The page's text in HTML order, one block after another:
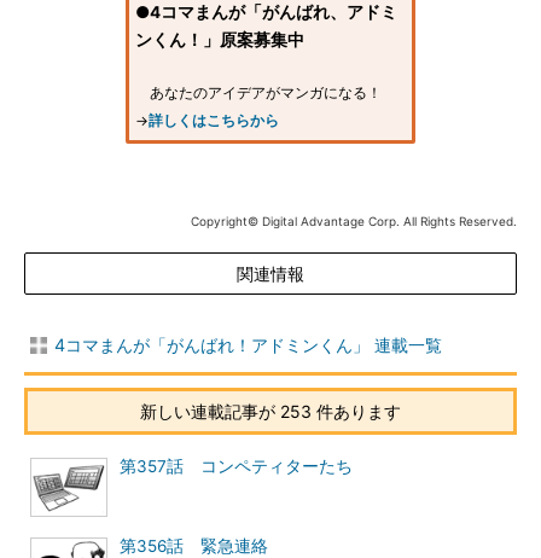
●4コマまんが「がんばれ、アドミ
ンくん！」原案募集中
あなたのアイデアがマンガになる！
→詳しくはこちらから
Copyright© Digital Advantage Corp. All Rights Reserved.
関連情報
4コマまんが「がんばれ！アドミンくん」 連載一覧
新しい連載記事が 253 件あります
第357話 コンペティターたち
第356話 緊急連絡